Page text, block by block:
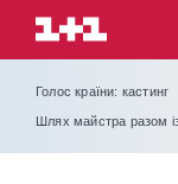
Голос країни: кастинг
Шлях майстра разом